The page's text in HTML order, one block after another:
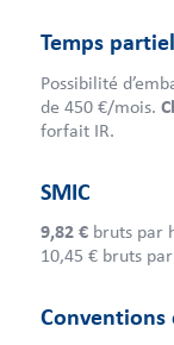
Temps
Possibilité
de 450 €/mois.
forfait IR.
SMIC
9,82 €bruts par
10,45 € bruts
Conventions